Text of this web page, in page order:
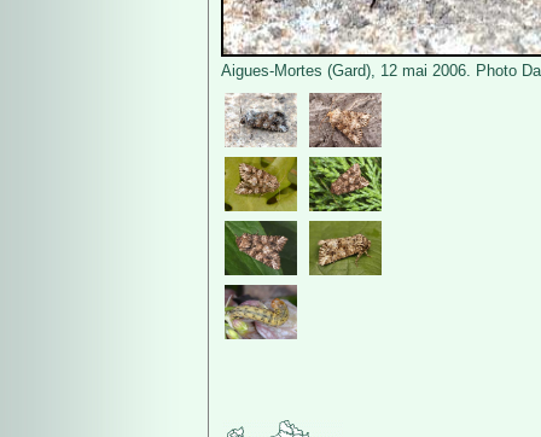
Aigues-Mortes (Gard), 12 mai 2006. Photo